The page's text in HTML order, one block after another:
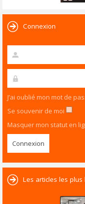
Connexion
J’ai oublié mon mot de
Se souvenir de moi
Masquer mon statut en
Les articles les plus